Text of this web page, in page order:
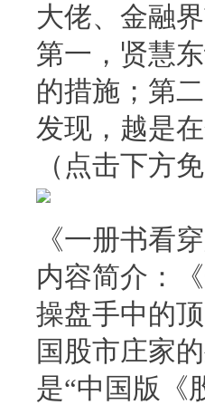
大佬、金融
第一，贤慧
的措施；第
发现，越是
（点击下方
《一册书看
内容简介：
操盘手中的
国股市庄家
是“中国版《